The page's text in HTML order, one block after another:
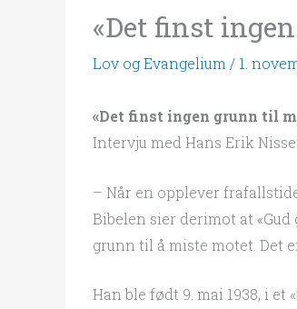
«Det finst
Lov og Evangelium / 1.
«Det finst ingen grunn til
Intervju med Hans Erik
– Når en opplever
Bibelen sier derimot at
grunn til å miste motet. Det
Han ble født 9. mai 1938, i